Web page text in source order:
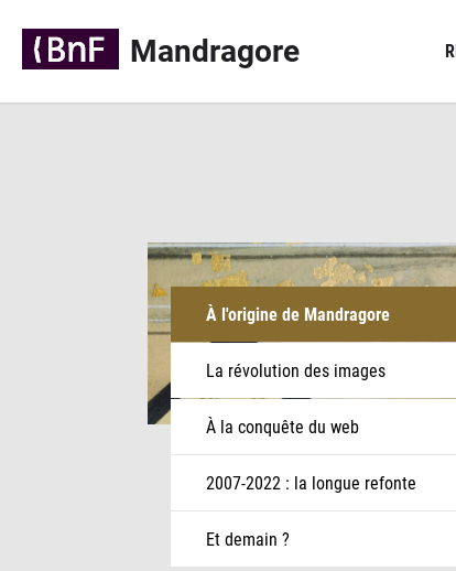
Mandragore
À l'origine de Mandragore
La révolution des images
À la conquête du web
2007-2022 : la longue refonte
Et demain ?